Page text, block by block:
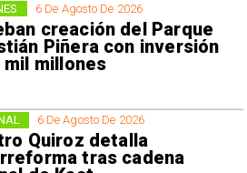
6 De Agosto De 2026
creación del Parque
Piñera con inversión
mil millones
6 De Agosto De 2026
Quiroz detalla
tras cadena